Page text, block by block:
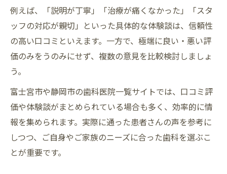
歯科医院選びで見逃せない評判の情報
大切な家族のために歯科医院を選ぶ秘訣
家族みんなが通いやすい歯科を見つける
ネット予約や一覧活用で家族の負担減
ヤブ歯医者リスト回避のチェックポイント
子連れにも安心な歯科医院の探し方
例えば、「説明が丁寧」「治療が痛くなかった」「スタ
ッフの対応が親切」といった具体的な体験談は、信頼性
の高い口コミといえます。一方で、極端に良い・悪い評
価のみをうのみにせず、複数の意見を比較検討しましょ
う。
富士宮市や静岡市の歯科医院一覧サイトでは、口コミ評
価や体験談がまとめられている場合も多く、効率的に情
報を集められます。実際に通った患者さんの声を参考に
しつつ、ご自身やご家族のニーズに合った歯科を選ぶこ
とが重要です。